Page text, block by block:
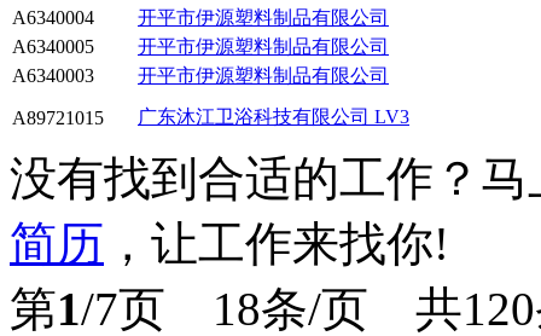
A6340004
开平市伊源塑料制品有限公司
A6340005
开平市伊源塑料制品有限公司
A6340003
开平市伊源塑料制品有限公司
A89721015 广东沐江卫浴科技有限公司 LV3
没有找到合适的工作？
简历 ，让工作来找你!
第1/7页 18条/页 共120